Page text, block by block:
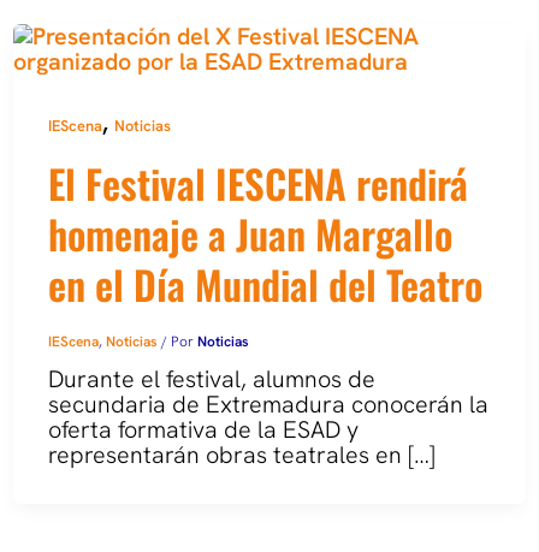
IEScena, Noticias
El Festival IESCENA rendirá
homenaje a Juan Margallo
en el Día Mundial del Teatro
IEScena,Noticias / PorNoticias
Durante el festival, alumnos de
secundaria de Extremadura conocerán la
oferta formativa de la ESAD y
representarán obras teatrales en […]